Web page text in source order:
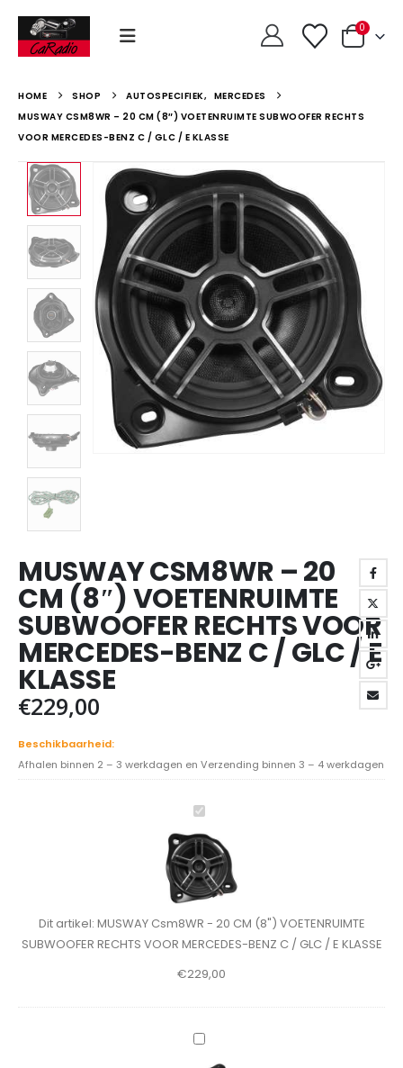
0
HOME SHOP AUTOSPECIFIEK, MERCEDES
MUSWAY CSM8WR – 20 CM (8″) VOETENRUIMTE SUBWOOFER RECHTS
VOOR MERCEDES-BENZ C / GLC / E KLASSE
MUSWAY CSM8WR – 20
CM (8″) VOETENRUIMTE
SUBWOOFER RECHTS VOOR
MERCEDES-BENZ C / GLC / E
KLASSE
€229,00
Beschikbaarheid:
Afhalen binnen 2 – 3 werkdagen en Verzending binnen 3 – 4 werkdagen
MUSWAY
Csm8WR
-
20
CM
(8")
VOETENRUIMTE
RECHTS
BENZ
Dit artikel: MUSWAY Csm8WR - 20 CM (8") VOETENRUIMTE
SUBWOOFER RECHTS VOOR MERCEDES-BENZ C / GLC / E KLASSE
€229,00
Musway
CSM8WL